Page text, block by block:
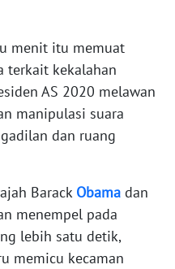
menit itu memuat
terkait kekalahan
AS 2020 melawan
manipulasi suara
dan ruang
Barack Obama dan
menempel pada
lebih satu detik,
memicu kecaman